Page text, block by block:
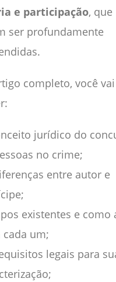
e participação, que
ser profundamente
completo, você vai
jurídico do
no crime;
entre autor e
existentes e como
cada um;
legais para